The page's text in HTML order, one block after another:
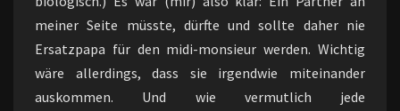
meiner Seite müsste, dürfte und sollte daher nie
Ersatzpapa für den midi-monsieur werden. Wichtig
wäre allerdings, dass sie irgendwie miteinander
auskommen. Und wie vermutlich jede